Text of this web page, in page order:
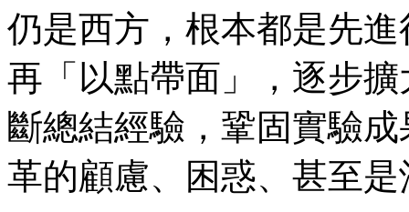
仍是西方，根本都是先
再「以點帶面」，逐步
斷總結經驗，鞏固實驗
革的顧慮、困惑、甚至